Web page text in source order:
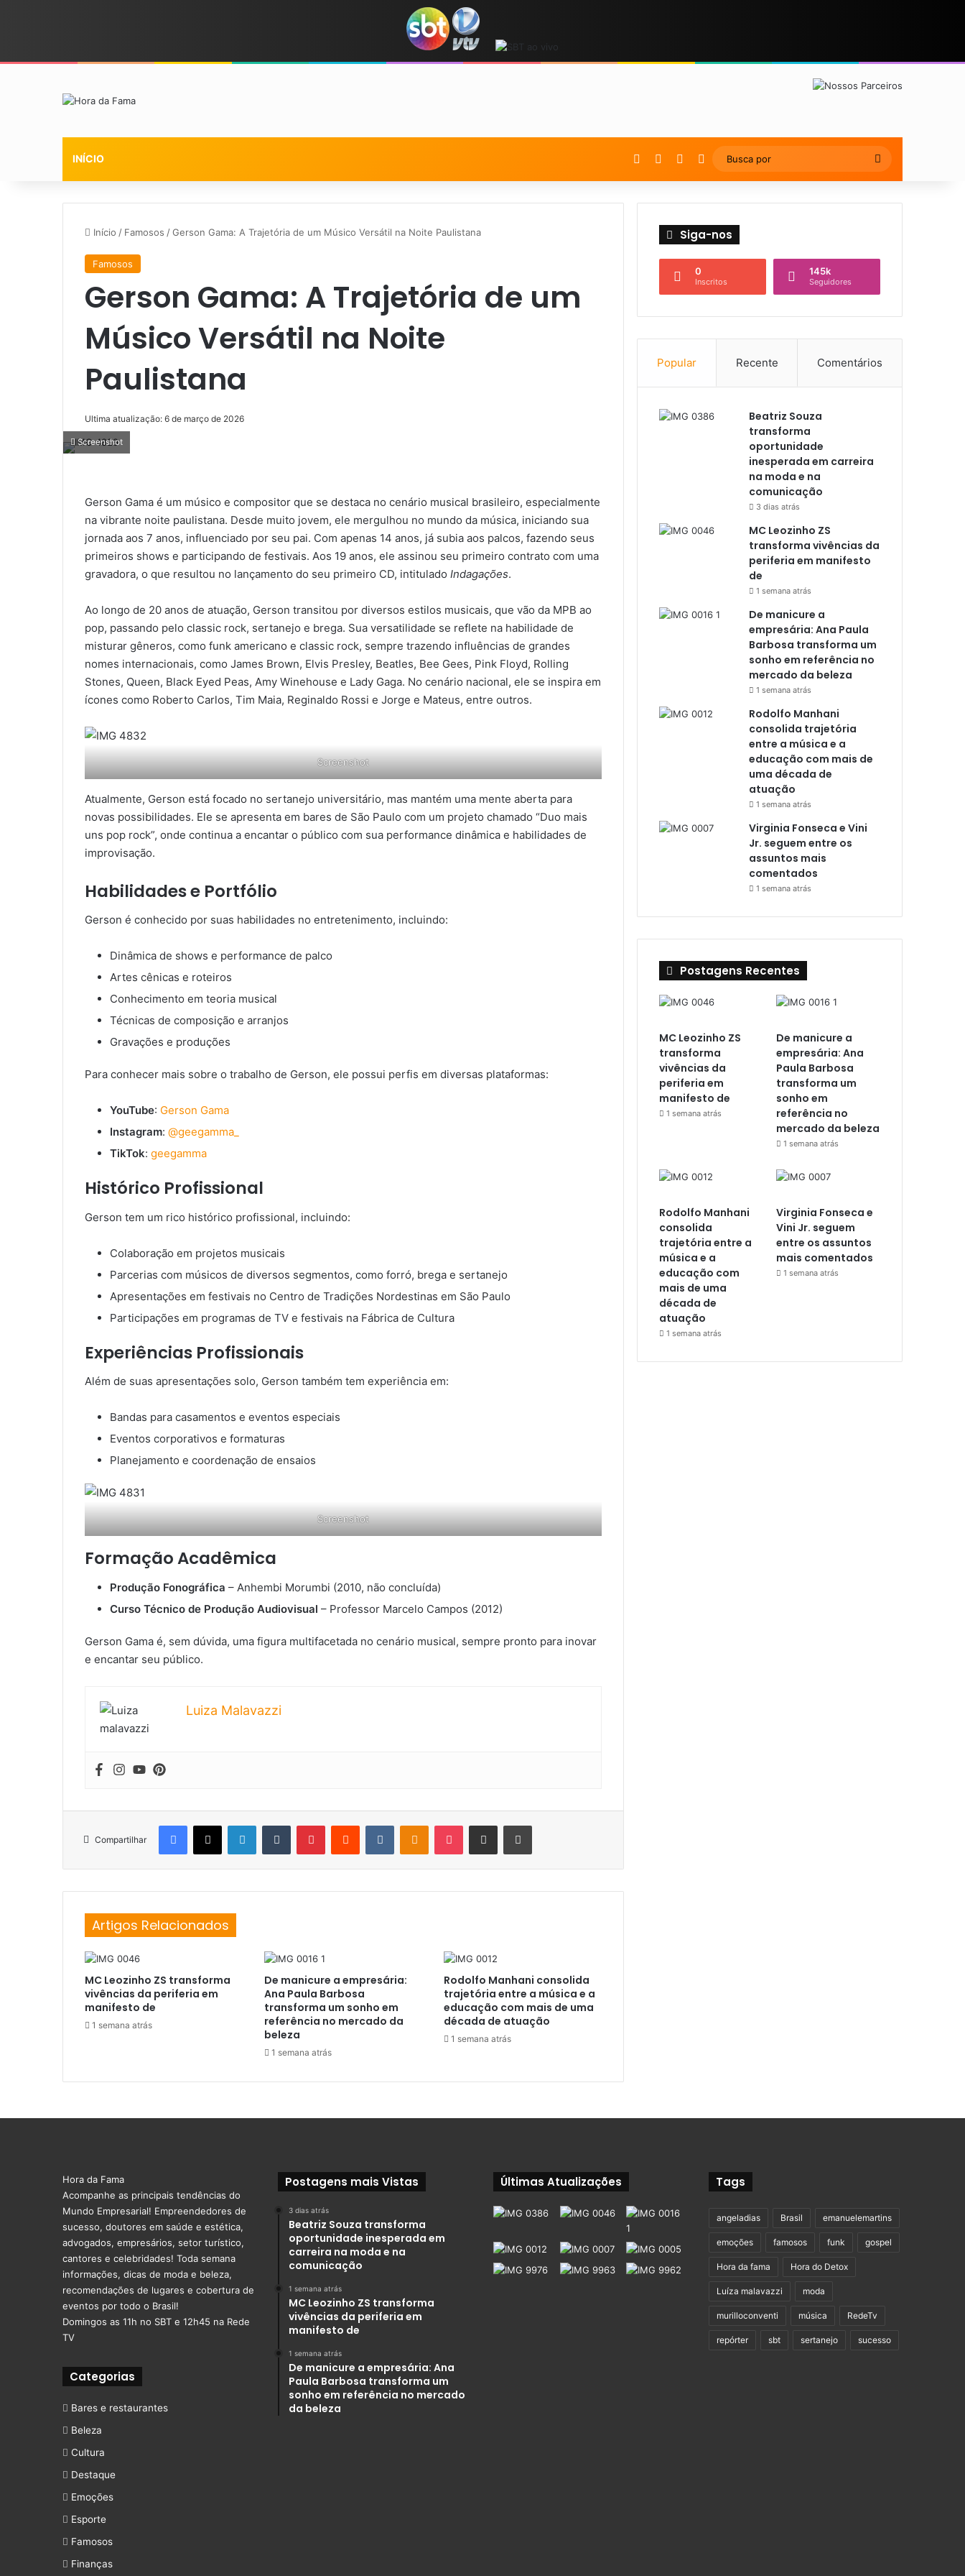
INÍCIO YouTubeInstagramArtigo Aleatório
Switch skin
Busca
por
Início / Famosos /Gerson Gama: A Trajetória de um Músico Versátil na Noite Paulistana
Famosos
Gerson Gama: A Trajetória de um
Músico Versátil na Noite
Paulistana
Ultima atualização: 6 de março de 2026
Screenshot
Gerson Gama é um músico e compositor que se destaca no cenário musical brasileiro, especialmente
na vibrante noite paulistana. Desde muito jovem, ele mergulhou no mundo da música, iniciando sua
jornada aos 7 anos, influenciado por seu pai. Com apenas 14 anos, já subia aos palcos, fazendo seus
primeiros shows e participando de festivais. Aos 19 anos, ele assinou seu primeiro contrato com uma
gravadora, o que resultou no lançamento do seu primeiro CD, intitulado Indagações.
Ao longo de 20 anos de atuação, Gerson transitou por diversos estilos musicais, que vão da MPB ao
pop, passando pelo classic rock, sertanejo e brega. Sua versatilidade se reflete na habilidade de
misturar gêneros, como funk americano e classic rock, sempre trazendo influências de grandes
nomes internacionais, como James Brown, Elvis Presley, Beatles, Bee Gees, Pink Floyd, Rolling
Stones, Queen, Black Eyed Peas, Amy Winehouse e Lady Gaga. No cenário nacional, ele se inspira em
ícones como Roberto Carlos, Tim Maia, Reginaldo Rossi e Jorge e Mateus, entre outros.
Screenshot
Atualmente, Gerson está focado no sertanejo universitário, mas mantém uma mente aberta para
novas possibilidades. Ele se apresenta em bares de São Paulo com um projeto chamado “Duo mais
uns pop rock”, onde continua a encantar o público com sua performance dinâmica e habilidades de
improvisação.
Habilidades e Portfólio
Gerson é conhecido por suas habilidades no entretenimento, incluindo:
Dinâmica de shows e performance de palco
Artes cênicas e roteiros
Conhecimento em teoria musical
Técnicas de composição e arranjos
Gravações e produções
Para conhecer mais sobre o trabalho de Gerson, ele possui perfis em diversas plataformas:
YouTube: Gerson Gama
Instagram: @geegamma_
TikTok: geegamma
Histórico Profissional
Gerson tem um rico histórico profissional, incluindo:
Colaboração em projetos musicais
Parcerias com músicos de diversos segmentos, como forró, brega e sertanejo
Apresentações em festivais no Centro de Tradições Nordestinas em São Paulo
Participações em programas de TV e festivais na Fábrica de Cultura
Experiências Profissionais
Além de suas apresentações solo, Gerson também tem experiência em:
Bandas para casamentos e eventos especiais
Eventos corporativos e formaturas
Planejamento e coordenação de ensaios
Screenshot
Formação Acadêmica
Produção Fonográfica – Anhembi Morumbi (2010, não concluída)
Curso Técnico de Produção Audiovisual – Professor Marcelo Campos (2012)
Gerson Gama é, sem dúvida, uma figura multifacetada no cenário musical, sempre pronto para inovar
e encantar seu público.
Luiza Malavazzi
Compartilhar
Facebook
X LinkedinTumblr PinterestReddit VK OK Pocket Compartilhar por e-mail Imprimir
Artigos Relacionados
MC Leozinho ZS transforma
vivências da periferia em
manifesto de
1 semana atrás
De manicure a empresária:
Ana Paula Barbosa
transforma um sonho em
referência no mercado da
beleza
1 semana atrás
Rodolfo Manhani consolida
trajetória entre a música e a
educação com mais de uma
década de atuação
1 semana atrás
Siga-nos
0
Inscritos
145k
Seguidores
Popular Recente Comentários
Beatriz Souza
transforma
oportunidade
inesperada em carreira
na moda e na
comunicação
3 dias atrás
MC Leozinho ZS
transforma vivências da
periferia em manifesto
de
1 semana atrás
De manicure a
empresária: Ana Paula
Barbosa transforma um
sonho em referência no
mercado da beleza
1 semana atrás
Rodolfo Manhani
consolida trajetória
entre a música e a
educação com mais de
uma década de
atuação
1 semana atrás
Virginia Fonseca e Vini
Jr. seguem entre os
assuntos mais
comentados
1 semana atrás
Postagens Recentes
MC Leozinho ZS
transforma
vivências da
periferia em
manifesto de
1 semana atrás
De manicure a
empresária: Ana
Paula Barbosa
transforma um
sonho em
referência no
mercado da beleza
1 semana atrás
Rodolfo Manhani
consolida
trajetória entre a
música e a
educação com
mais de uma
década de
atuação
1 semana atrás
Virginia Fonseca e
Vini Jr. seguem
entre os assuntos
mais comentados
1 semana atrás
Hora da Fama
Acompanhe as principais tendências do
Mundo Empresarial! Empreendedores de
sucesso, doutores em saúde e estética,
advogados, empresários, setor turístico,
cantores e celebridades! Toda semana
informações, dicas de moda e beleza,
recomendações de lugares e cobertura de
eventos por todo o Brasil!
Domingos as 11h no SBT e 12h45 na Rede
TV
Categorias
Bares e restaurantes
Beleza
Cultura
Destaque
Emoções
Esporte
Famosos
Finanças
Postagens mais Vistas
3 dias atrás
Beatriz Souza transforma
oportunidade inesperada em
carreira na moda e na
comunicação
1 semana atrás
MC Leozinho ZS transforma
vivências da periferia em
manifesto de
1 semana atrás
De manicure a empresária: Ana
Paula Barbosa transforma um
sonho em referência no mercado
da beleza
Últimas Atualizações Tags
angeladias Brasil emanuelemartins
emoções famosos funk gospel
Hora da fama Hora do Detox
Luíza malavazzi moda
murilloconventi música RedeTv
repórter sbt sertanejo sucesso